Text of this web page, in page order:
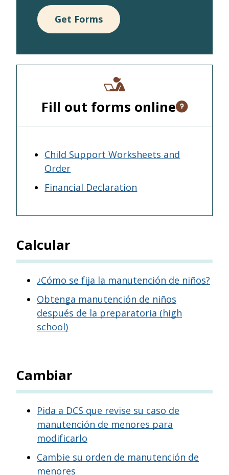
Get Forms
Fill out forms onlineOpen tooltip
Child Support Worksheets and
Order
Financial Declaration
Calcular
¿Cómo se fija la manutención de niños?
Obtenga manutención de niños
después de la preparatoria (high
school)
Cambiar
Pida a DCS que revise su caso de
manutención de menores para
modificarlo
Cambie su orden de manutención de
menores